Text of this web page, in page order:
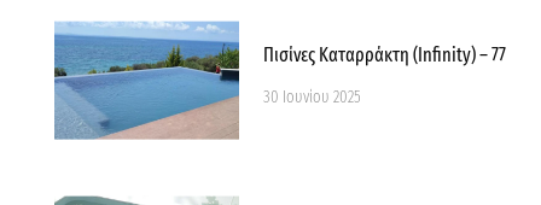
Πισίνες Καταρράκτη (Infinity) – 77
30 Ιουνίου 2025